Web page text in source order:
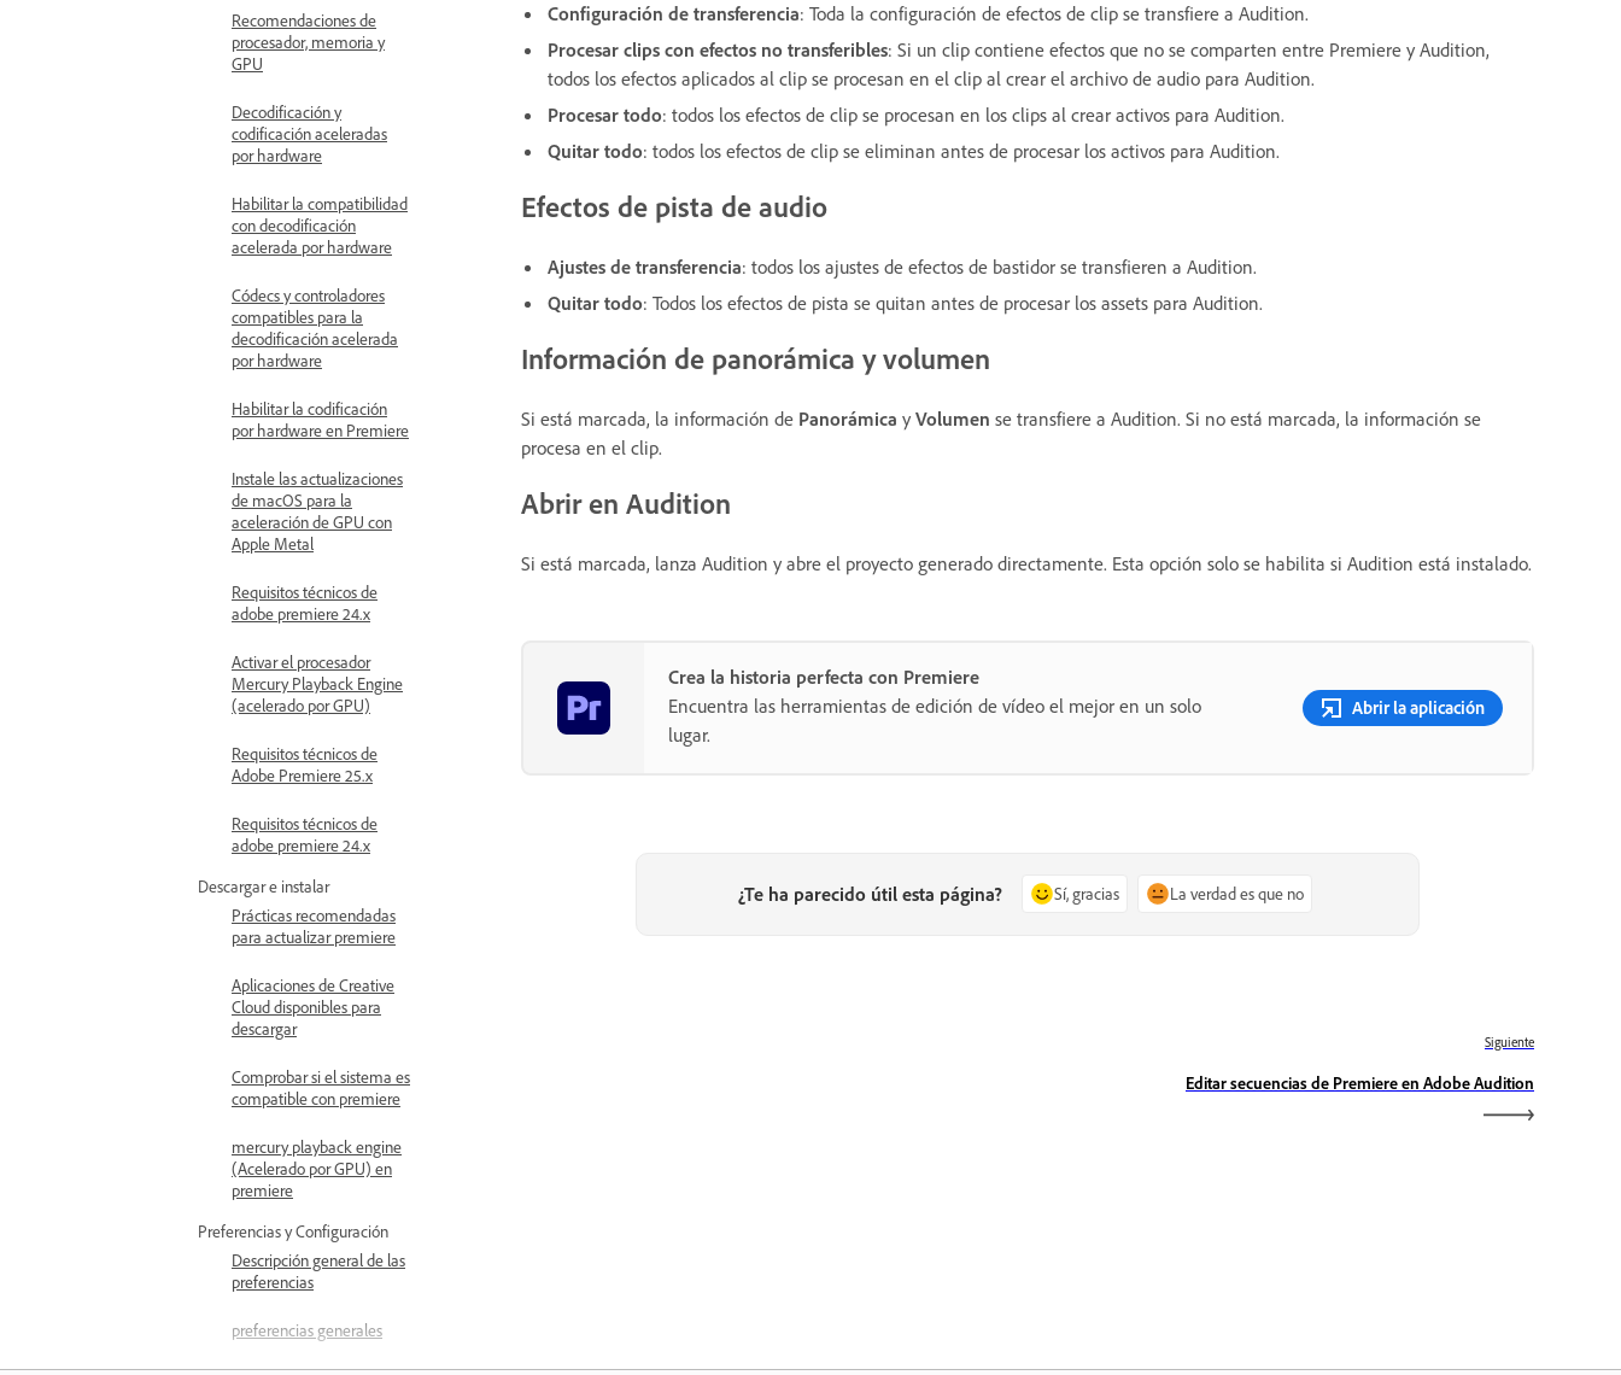
Recomendaciones de
procesador, memoria y
GPU
Decodificación y
codificación aceleradas
por hardware
Habilitar la compatibilidad
con decodificación
acelerada por hardware
Códecs y controladores
compatibles para la
decodificación acelerada
por hardware
Habilitar la codificación
por hardware en Premiere
Instale las actualizaciones
de macOS para la
aceleración de GPU con
Apple Metal
Requisitos técnicos de
adobe premiere 24.x
Activar el procesador
Mercury Playback Engine
(acelerado por GPU)
Requisitos técnicos de
Adobe Premiere 25.x
Requisitos técnicos de
adobe premiere 24.x
Descargar e instalar
Prácticas recomendadas
para actualizar premiere
Aplicaciones de Creative
Cloud disponibles para
descargar
Comprobar si el sistema es
compatible con premiere
mercury playback engine
(Acelerado por GPU) en
premiere
Preferencias y Configuración
Descripción general de las
preferencias
preferencias generales
Configuración de transferencia: Toda la configuración de efectos de clip se transfiere a Audition.
Procesar clips con efectos no transferibles: Si un clip contiene efectos que no se comparten entre Premiere y Audition,
todos los efectos aplicados al clip se procesan en el clip al crear el archivo de audio para Audition.
Procesar todo: todos los efectos de clip se procesan en los clips al crear activos para Audition.
Quitar todo: todos los efectos de clip se eliminan antes de procesar los activos para Audition.
Efectos de pista de audio
Ajustes de transferencia: todos los ajustes de efectos de bastidor se transfieren a Audition.
Quitar todo: Todos los efectos de pista se quitan antes de procesar los assets para Audition.
Información de panorámica y volumen
Si está marcada, la información de Panorámica y Volumen se transfiere a Audition. Si no está marcada, la información se
procesa en el clip.
Abrir en Audition
Si está marcada, lanza Audition y abre el proyecto generado directamente. Esta opción solo se habilita si Audition está instalado.
Crea la historia perfecta con Premiere
Encuentra las herramientas de edición de vídeo el mejor en un solo
lugar.
Abrir la aplicación
¿Te ha parecido útil esta página? Sí, gracias La verdad es que no
Siguiente
Editar secuencias de Premiere en Adobe Audition